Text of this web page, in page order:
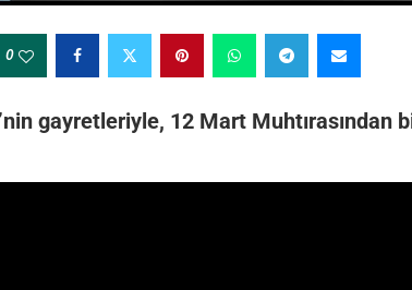
0
gayretleriyle, 12 Mart Muhtırasından